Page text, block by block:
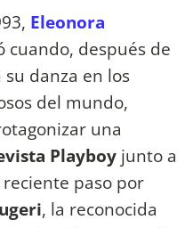
Eleonora
cuando, después de
danza en los
del mundo,
una
Playboy junto a
paso por
, la reconocida